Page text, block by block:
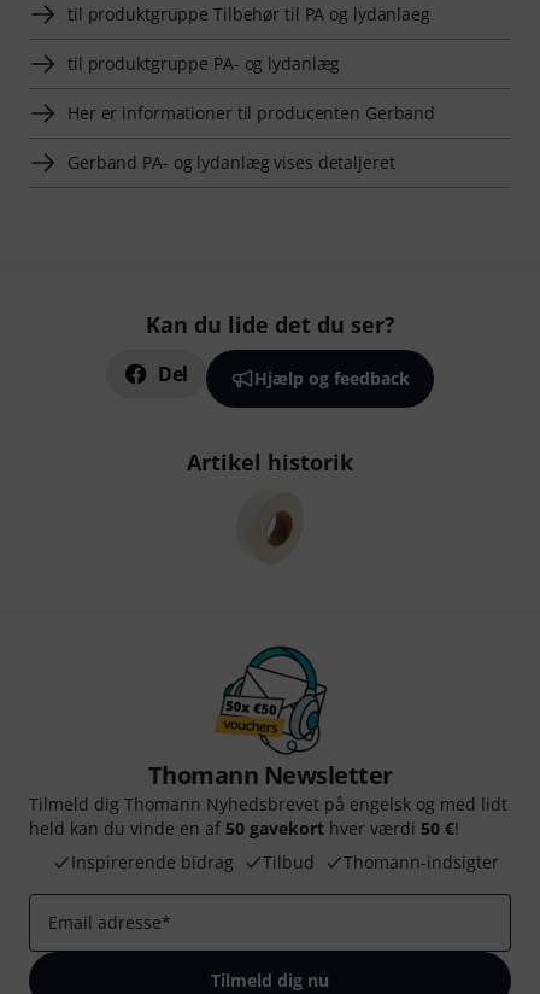
til produktgruppe Tilbehør til PA og lydanlaeg
til produktgruppe PA- og lydanlæg
Her er informationer til producenten Gerband
Gerband PA- og lydanlæg vises detaljeret
Kan du lide det du ser?
Del Hjælp og feedback
Artikel historik
Thomann Newsletter
Tilmeld dig Thomann Nyhedsbrevet på engelsk og med lidt
held kan du vinde en af 50 gavekort hver værdi 50 €!
Inspirerende bidrag
Tilbud Thomann-indsigter
Email adresse*
Tilmeld dig nu